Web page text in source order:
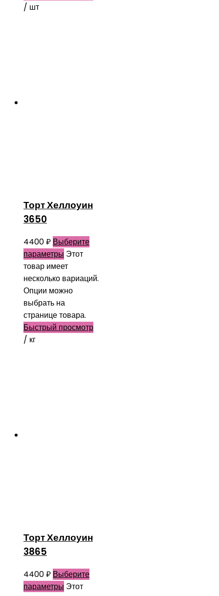
/ шт
Торт Хеллоуин
3650
4400₽ Выберите
параметры Этот
товар имеет
несколько вариаций.
Опции можно
выбрать на
странице товара.
Быстрый просмотр
/ кг
Торт Хеллоуин
3865
4400₽ Выберите
параметры Этот